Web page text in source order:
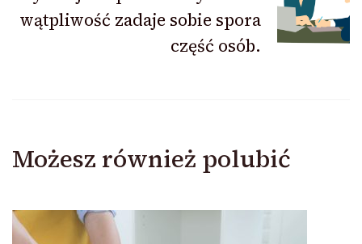
wątpliwość zadaje sobie spora
część osób.
Możesz również polubić